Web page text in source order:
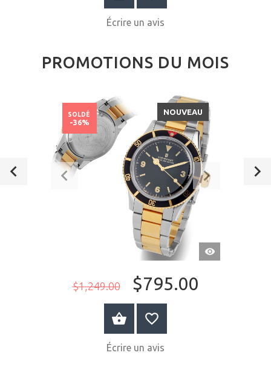
Écrire un avis
PROMOTIONS DU MOIS
APERÇU
RAPIDE
NOUVEAU
$1,249.00 $795.00
SOLDÉ
-36%
AU PANIER
Écrire un avis